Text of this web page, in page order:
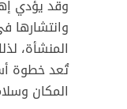
وقد يؤدي
وانتشارها
المنشأة،
تُعد خطوة
المكان